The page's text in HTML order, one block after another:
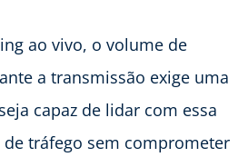
ao vivo, o volume de
a transmissão exige uma
capaz de lidar com essa
tráfego sem comprometer